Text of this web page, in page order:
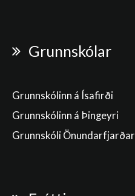
Grunnskólar
Grunnskólinn á Ísafirði
Grunnskólinn á Þingeyri
Grunnskóli Önundarfjarðar